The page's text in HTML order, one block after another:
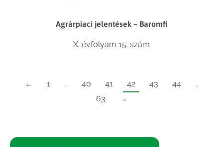
Agrárpiaci jelentések – Baromfi
X. évfolyam 15. szám
← 1 … 40 41 42 43 44
…
63
→